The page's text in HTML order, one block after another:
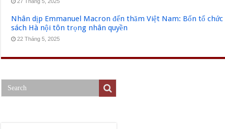
Nhân dịp Emmanuel Macron đến thăm Việt Nam: Bốn tổ
sách Hà nội tôn trọng nhân quyền
22 Tháng 5, 2025